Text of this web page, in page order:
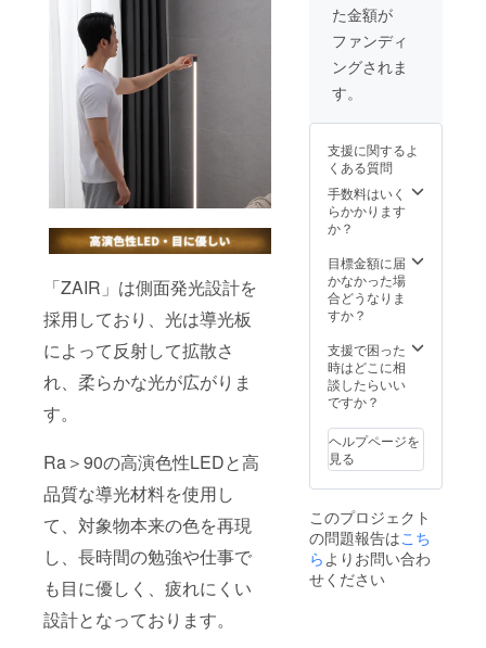
「ZAIR」は側面発光設計を
採用しており、光は導光板
によって反射して拡散さ
れ、柔らかな光が広がりま
す。
Ra＞90の高演色性LEDと高
品質な導光材料を使用し
て、対象物本来の色を再現
し、長時間の勉強や仕事で
も目に優しく、疲れにくい
設計となっております。
た金額が
ファンディ
ングされま
す。
支援に関するよ
くある質問
手数料はいく
らかかります
か？
目標金額に届
かなかった場
合どうなりま
すか？
支援で困った
時はどこに相
談したらいい
ですか？
ヘルプページを
見る
このプロジェクト
の問題報告はこち
ら よりお問い合わ
せください